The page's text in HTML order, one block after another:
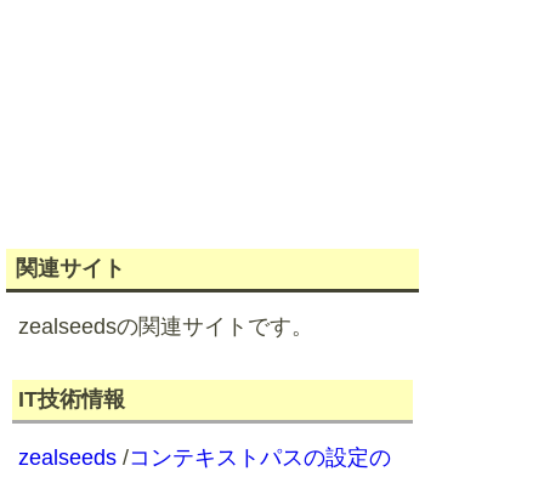
関連サイト
zealseedsの関連サイトです。
IT技術情報
zealseeds /コンテキストパスの設定の